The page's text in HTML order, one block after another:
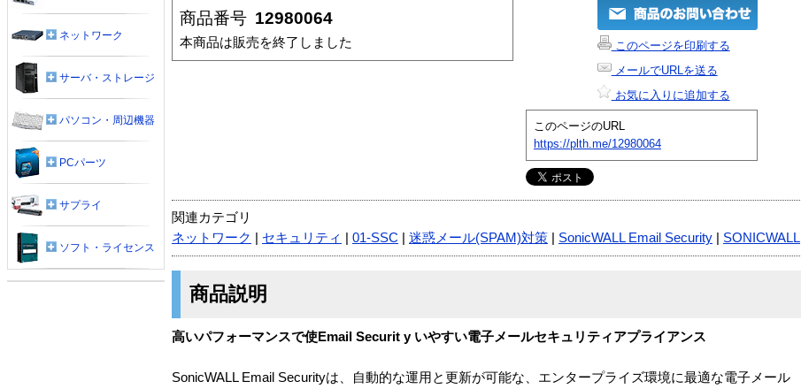
商品番号 12980064
本商品は販売を終了しました
このページを印刷する
メールでURLを送る
お気に入りに追加する
このページのURL
https://plth.me/12980064
関連カテゴリ
ネットワーク
セキュリティ 01-SSC 迷惑メール(SPAM)対策 SonicWALL Email Security SONICWALL
商品説明
高いパフォーマンスで使Email Securit y いやすい電子メールセキュリティアプライアンス
SonicWALL Email Securityは、自動的な運用と更新が可能な、エンタープライズ環境に最適な電子メール
ネットワーク
サーバ・ストレージ
パソコン・周辺機器
PCパーツ
サプライ
ソフト・ライセンス